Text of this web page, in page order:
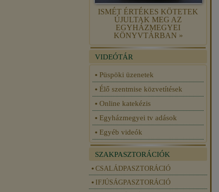
ISMÉT ÉRTÉKES KÖTETEK
ÚJULTAK MEG AZ
EGYHÁZMEGYEI
KÖNYVTÁRBAN »
VIDEÓTÁR
Püspöki üzenetek
Élő szentmise közvetítések
Online katekézis
Egyházmegyei tv adások
Egyéb videók
SZAKPASZTORÁCIÓK
CSALÁDPASZTORÁCIÓ
IFJÚSÁGPASZTORÁCIÓ